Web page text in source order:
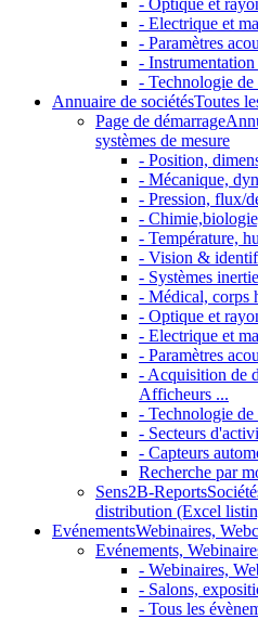
- Optique et
- Electrique et
- Paramètres
-
- Technologie de
Annuaire de sociétésToutes
Page de démarrage
systèmes de mesure
- Position,
- Mécanique,
- Pression, flux/
-
- Température,
- Vision &
- Systèmes
- Médical, corps
- Optique et
- Electrique et
- Paramètres
- Acquisition de
Afficheurs ...
- Technologie de
- Secteurs
- Capteurs
Recherche par
Sens2B-Reports
distribution (Excel
EvénementsWebinaires,
Evénements,
- Webinaires,
- Salons,
- Tous les